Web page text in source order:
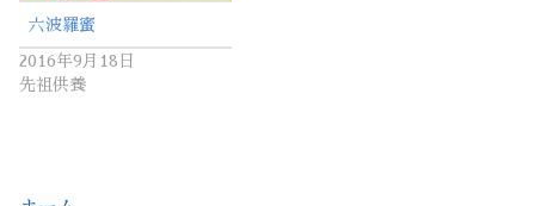
六波羅蜜
2016年9月18日
先祖供養